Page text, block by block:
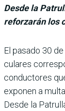
Desde la
reforzarán los
El pasado 30
culares
conductores
exponen a
Desde la